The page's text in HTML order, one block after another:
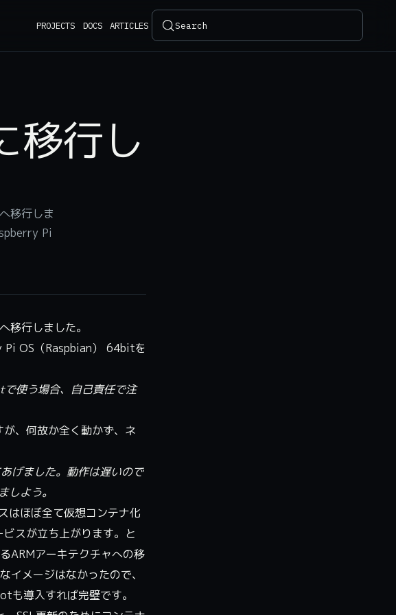
PROJECTS DOCS ARTICLES Search
移行し
移行しま
Pi
行しました。
Pi OS（Raspbian） 64bitを
使う場合、自己責任で注
、何故か全く動かず、ネ
げました。動作は遅いので
よう。
はほぼ全て仮想コンテナ化
スが立ち上がります。と
ARMアーキテクチャへの移
メージはなかったので、
も導入すれば完璧です。